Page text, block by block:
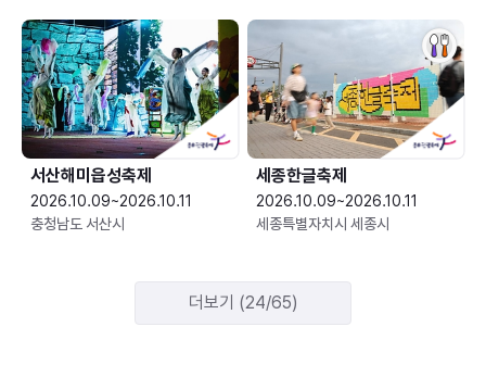
서산해미읍성축제
2026.10.09~2026.10.11
충청남도 서산시
세종한글축제
2026.10.09~2026.10.11
세종특별자치시 세종시
더보기 (24/65)